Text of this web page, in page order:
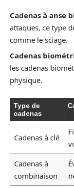
Cadenas à anse
attaques, ce type
comme le sciage.
Cadenas
les cadenas
physique.
Type de
cadenas
Cadenas à clé
Cadenas à
combinaison